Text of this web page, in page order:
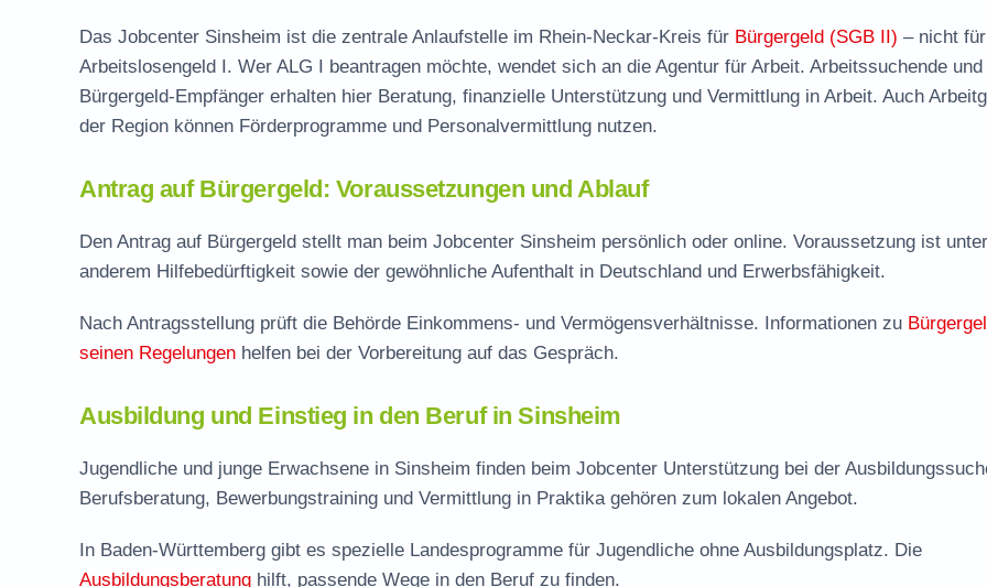
Das Jobcenter Sinsheim ist die zentrale Anlaufstelle im Rhein-Neckar-Kreis für Bürgergeld (SGB II) – nicht für
Arbeitslosengeld I. Wer ALG I beantragen möchte, wendet sich an die Agentur für Arbeit. Arbeitssuchende und
Bürgergeld-Empfänger erhalten hier Beratung, finanzielle Unterstützung und Vermittlung in Arbeit. Auch
der Region können Förderprogramme und Personalvermittlung nutzen.
Antrag auf Bürgergeld: Voraussetzungen und Ablauf
Den Antrag auf Bürgergeld stellt man beim Jobcenter Sinsheim persönlich oder online. Voraussetzung ist unter
anderem Hilfebedürftigkeit sowie der gewöhnliche Aufenthalt in Deutschland und Erwerbsfähigkeit.
Nach Antragsstellung prüft die Behörde Einkommens- und Vermögensverhältnisse. Informationen zu
seinen Regelungen helfen bei der Vorbereitung auf das Gespräch.
Ausbildung und Einstieg in den Beruf in Sinsheim
Jugendliche und junge Erwachsene in Sinsheim finden beim Jobcenter Unterstützung bei der
Berufsberatung, Bewerbungstraining und Vermittlung in Praktika gehören zum lokalen Angebot.
In Baden-Württemberg gibt es spezielle Landesprogramme für Jugendliche ohne Ausbildungsplatz. Die
Ausbildungsberatung hilft, passende Wege in den Beruf zu finden.